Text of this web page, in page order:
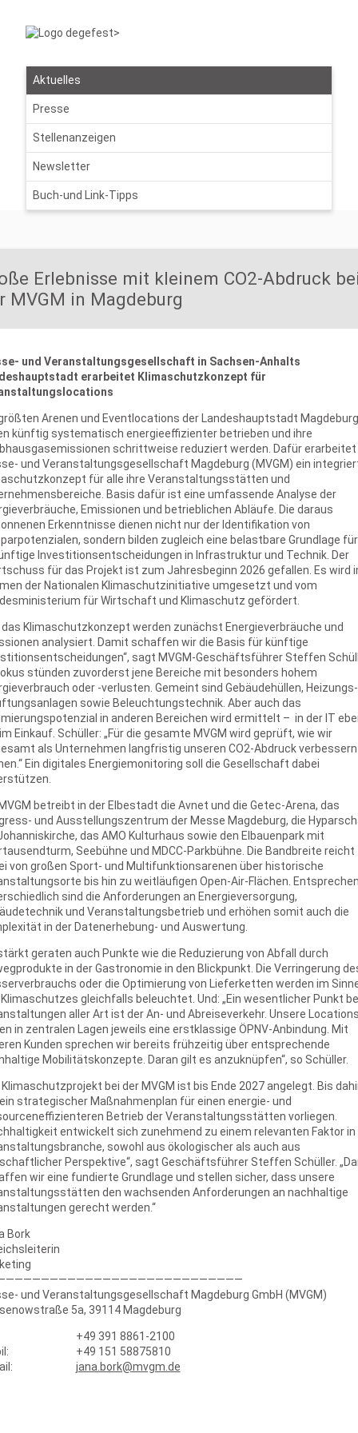
Aktuelles
Presse
Stellenanzeigen
Newsletter
Buch-und Link-Tipps
Erlebnisse mit kleinem CO2-Abdruck
MVGM in Magdeburg
und Veranstaltungsgesellschaft in Sachsen-Anhalts
erarbeitet Klimaschutzkonzept für
Arenen und Eventlocations der Landeshauptstadt Magdeburg
künftig systematisch energieeffizienter betrieben und ihre
schrittweise reduziert werden. Dafür erarbeitet
und Veranstaltungsgesellschaft Magdeburg (MVGM) ein
für alle ihre Veranstaltungsstätten und
Basis dafür ist eine umfassende Analyse der
Emissionen und betrieblichen Abläufe. Die daraus
Erkenntnisse dienen nicht nur der Identifikation von
sondern bilden zugleich eine belastbare Grundlage für
Investitionsentscheidungen in Infrastruktur und Technik. Der
für das Projekt ist zum Jahresbeginn 2026 gefallen. Es wird
der Nationalen Klimaschutzinitiative umgesetzt und vom
für Wirtschaft und Klimaschutz gefördert.
das Klimaschutzkonzept werden zunächst Energieverbräuche und
analysiert. Damit schaffen wir die Basis für künftige
sagt MVGM-Geschäftsführer Steffen
stünden zuvorderst jene Bereiche mit besonders hohem
oder -verlusten. Gemeint sind Gebäudehüllen,
sowie Beleuchtungstechnik. Aber auch das
in anderen Bereichen wird ermittelt – in der IT
Einkauf. Schüller: „Für die gesamte MVGM wird geprüft, wie wir
als Unternehmen langfristig unseren CO2-Abdruck verbessern
Ein digitales Energiemonitoring soll die Gesellschaft dabei
betreibt in der Elbestadt die Avnet und die Getec-Arena, das
und Ausstellungszentrum der Messe Magdeburg, die
das AMO Kulturhaus sowie den Elbauenpark mit
Seebühne und MDCC-Parkbühne. Die Bandbreite reicht
von großen Sport- und Multifunktionsarenen über historische
bis hin zu weitläufigen Open-Air-Flächen.
sind die Anforderungen an Energieversorgung,
und Veranstaltungsbetrieb und erhöhen somit auch die
in der Datenerhebung- und Auswertung.
geraten auch Punkte wie die Reduzierung von Abfall durch
in der Gastronomie in den Blickpunkt. Die Verringerung
oder die Optimierung von Lieferketten werden im
gleichfalls beleuchtet. Und: „Ein wesentlicher Punkt
aller Art ist der An- und Abreiseverkehr. Unsere
in zentralen Lagen jeweils eine erstklassige ÖPNV-Anbindung. Mit
Kunden sprechen wir bereits frühzeitig über entsprechende
Mobilitätskonzepte. Daran gilt es anzuknüpfen“, so Schüller.
bei der MVGM ist bis Ende 2027 angelegt. Bis
strategischer Maßnahmenplan für einen energie- und
Betrieb der Veranstaltungsstätten vorliegen.
entwickelt sich zunehmend zu einem relevanten Faktor in
sowohl aus ökologischer als auch aus
Perspektive“, sagt Geschäftsführer Steffen Schüller.
wir eine fundierte Grundlage und stellen sicher, dass unsere
den wachsenden Anforderungen an nachhaltige
gerecht werden.“
Bork
und Veranstaltungsgesellschaft Magdeburg GmbH (MVGM)
5a, 39114 Magdeburg
+49 391 8861-2100
+49 151 58875810
jana.bork@mvgm.de